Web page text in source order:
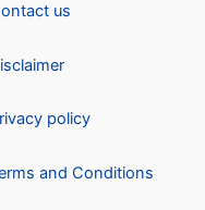
Contact us
Disclaimer
Privacy policy
Terms and Conditions